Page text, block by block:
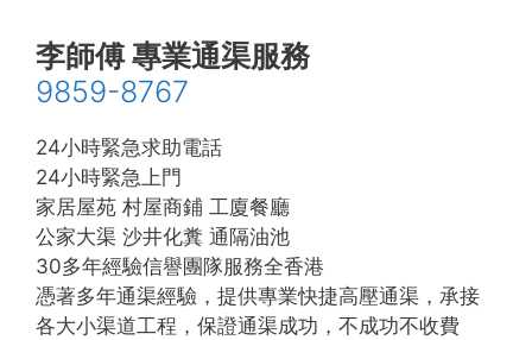
李師傅 專業通渠服務
9859-8767
24小時緊急求助電話
24小時緊急上門
家居屋苑 村屋商鋪 工廈餐廳
公家大渠 沙井化糞 通隔油池
30多年經驗信譽團隊服務全香港
憑著多年通渠經驗，提供專業快捷高壓通渠，承接
各大小渠道工程，保證通渠成功，不成功不收費